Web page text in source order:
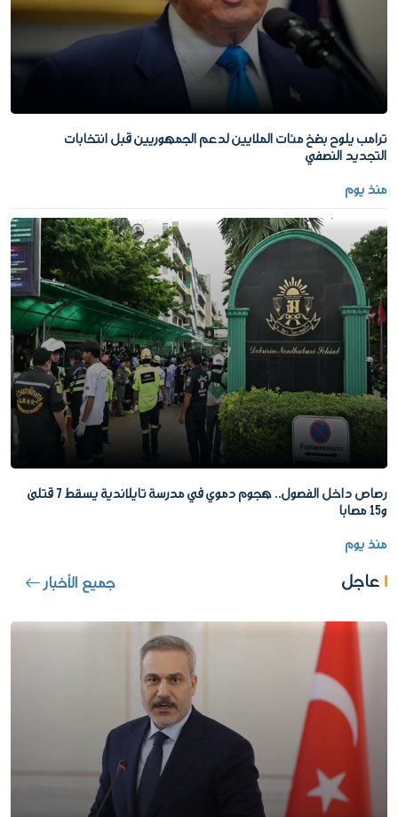
ترامب يلوح بضخ مئات الملايين لدعم الجمهوريين قبل انتخابات
التجديد النصفي
منذ يوم
رصاص داخل الفصول.. هجوم دموي في مدرسة تايلاندية يسقط 7 قتلى
و15 مصابا
منذ يوم
عاجل جميع الأخبار